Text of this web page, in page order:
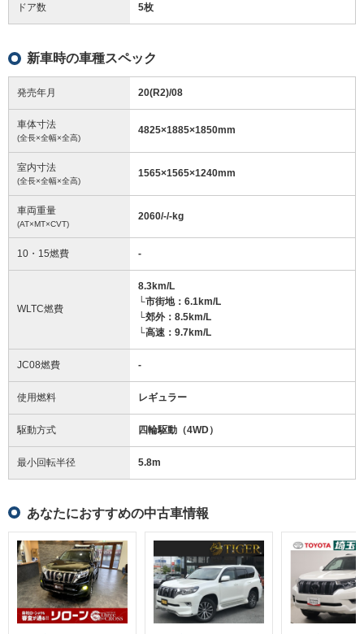
ドア数 5枚
新車時の車種スペック
発売年月 20(R2)/08
車体寸法
(全長×全幅×全高)
4825×1885×1850mm
室内寸法
(全長×全幅×全高)
1565×1565×1240mm
車両重量
(AT×MT×CVT)
2060/-/-kg
10・15燃費 -
WLTC燃費
8.3km/L
└市街地：6.1km/L
└郊外：8.5km/L
└高速：9.7km/L
JC08燃費 -
使用燃料 レギュラー
駆動方式 四輪駆動（4WD）
最小回転半径 5.8m
あなたにおすすめの中古車情報